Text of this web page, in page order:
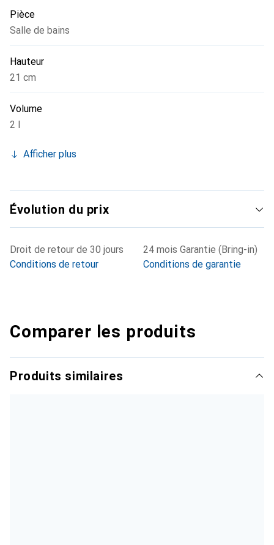
Pièce
Salle de bains
Hauteur
21 cm
Volume
2 l
Afficher plus
Évolution du prix
Droit de retour de 30 jours
Conditions de retour
24 mois Garantie (Bring-in)
Conditions de garantie
Comparer les produits
Produits similaires